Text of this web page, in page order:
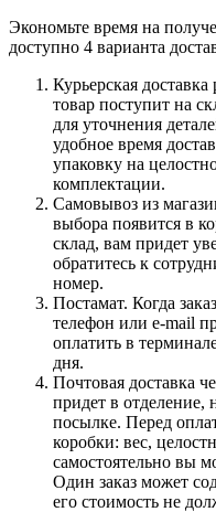
Экономьте время на
доступно 4 варианта
Курьерская доставка
товар поступит на
для уточнения
удобное время
упаковку на
комплектации.
Самовывоз из
выбора появится в
склад, вам придет
обратитесь к
номер.
Постамат. Когда
телефон или e-mail
оплатить в
дня.
Почтовая доставка
придет в отделение,
посылке. Перед
коробки: вес,
самостоятельно вы
Один заказ может
его стоимость не